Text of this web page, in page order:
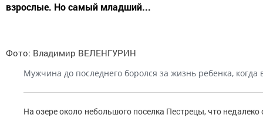
взрослые. Но самый младший...
Фото: Владимир ВЕЛЕНГУРИН
Мужчина до последнего боролся за жизнь ребенка, когда
На озере около небольшого поселка Пестрецы, что недалеко